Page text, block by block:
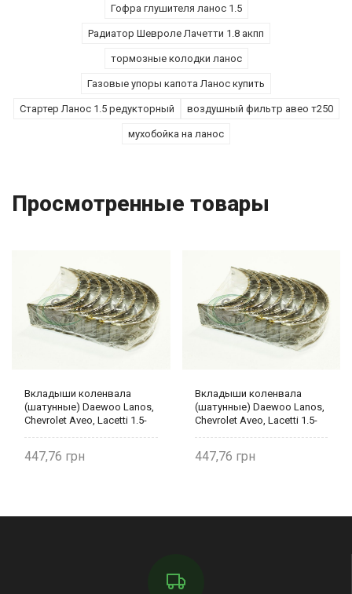
Гофра глушителя ланос 1.5
Радиатор Шевроле Лачетти 1.8 акпп
тормозные колодки ланос
Газовые упоры капота Ланос купить
Стартер Ланос 1.5 редукторный воздушный фильтр авео т250
мухобойка на ланос
Просмотренные товары
Вкладыши коленвала
(шатунные) Daewoo Lanos,
Chevrolet Aveo, Lacetti 1.5-
447,76
Вкладыши коленвала
(шатунные) Daewoo Lanos,
Chevrolet Aveo, Lacetti 1.5-
447,76